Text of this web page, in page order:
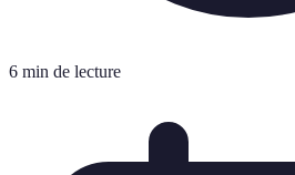
6 min de lecture